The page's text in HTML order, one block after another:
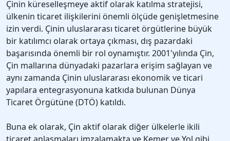
Çinin küreselleşmeye aktif olarak katılma stratejisi,
ülkenin ticaret ilişkilerini önemli ölçüde genişletmesine
izin verdi. Çinin uluslararası ticaret örgütlerine büyük
bir katılımcı olarak ortaya çıkması, dış pazardaki
başarısında önemli bir rol oynamıştır. 2001'yılında Çin,
Çin mallarına dünyadaki pazarlara erişim sağlayan ve
aynı zamanda Çinin uluslararası ekonomik ve ticari
yapılara entegrasyonuna katkıda bulunan Dünya
Ticaret Örgütüne (DTÖ) katıldı.
Buna ek olarak, Çin aktif olarak diğer ülkelerle ikili